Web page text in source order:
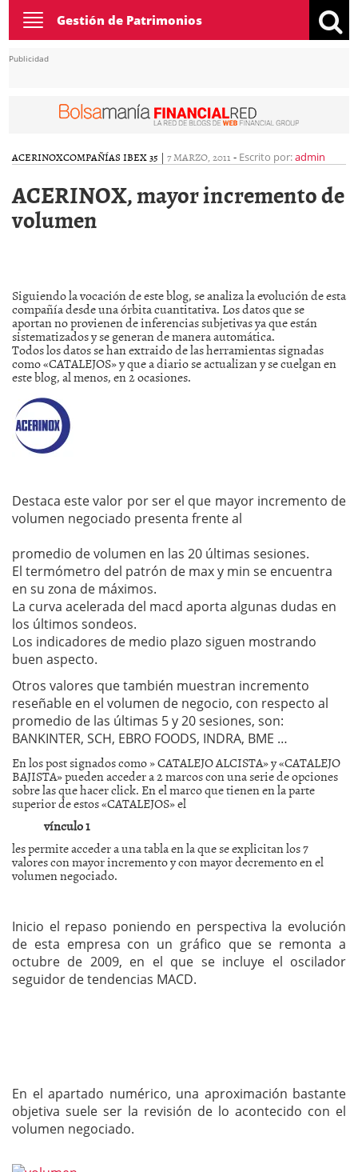
Toggle
navigation
Gestión de Patrimonios
Publicidad
ACERINOXCOMPAÑÍAS IBEX 35 | 7 MARZO, 2011 - Escrito por:admin
ACERINOX, mayor incremento de
volumen
Siguiendo la vocación de este blog, se analiza la evolución de esta
compañía desde una órbita cuantitativa. Los datos que se
aportan no provienen de inferencias subjetivas ya que están
sistematizados y se generan de manera automática.
Todos los datos se han extraido de las herramientas signadas
como «CATALEJOS» y que a diario se actualizan y se cuelgan en
este blog, al menos, en 2 ocasiones.
Destaca este valor por ser el que mayor incremento de
volumen negociado presenta frente al
promedio de volumen en las 20 últimas sesiones.
El termómetro del patrón de max y min se encuentra
en su zona de máximos.
La curva acelerada del macd aporta algunas dudas en
los últimos sondeos.
Los indicadores de medio plazo siguen mostrando
buen aspecto.
Otros valores que también muestran incremento
reseñable en el volumen de negocio, con respecto al
promedio de las últimas 5 y 20 sesiones, son:
BANKINTER, SCH, EBRO FOODS, INDRA, BME …
En los post signados como » CATALEJO ALCISTA» y «CATALEJO
BAJISTA» pueden acceder a 2 marcos con una serie de opciones
sobre las que hacer click. En el marco que tienen en la parte
superior de estos «CATALEJOS» el
vínculo 1
les permite acceder a una tabla en la que se explicitan los 7
valores con mayor incremento y con mayor decremento en el
volumen negociado.
Inicio el repaso poniendo en perspectiva la evolución
de esta empresa con un gráfico que se remonta a
octubre de 2009, en el que se incluye el oscilador
seguidor de tendencias MACD.
En el apartado numérico, una aproximación bastante
objetiva suele ser la revisión de lo acontecido con el
volumen negociado.